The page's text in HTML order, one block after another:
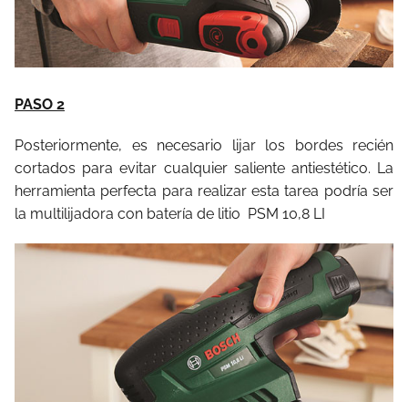
PASO 2
Posteriormente, es necesario lijar los bordes recién
cortados para evitar cualquier saliente antiestético. La
herramienta perfecta para realizar esta tarea podría ser
la multilijadora con batería de litio PSM 10,8 LI